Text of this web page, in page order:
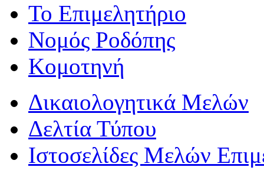
Το Επιμελητήριο
Νομός Ροδόπης
Κομοτηνή
Δικαιολογητικά Μελών
Δελτία Τύπου
Ιστοσελίδες Μελών